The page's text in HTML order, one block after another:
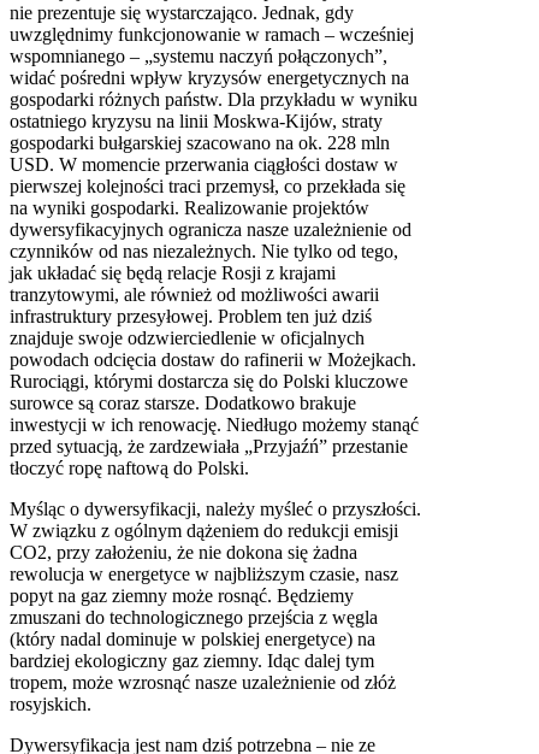
nie prezentuje się wystarczająco. Jednak, gdy
uwzględnimy funkcjonowanie w ramach – wcześniej
wspomnianego – „systemu naczyń połączonych”,
widać pośredni wpływ kryzysów energetycznych na
gospodarki różnych państw. Dla przykładu w wyniku
ostatniego kryzysu na linii Moskwa-Kijów, straty
gospodarki bułgarskiej szacowano na ok. 228 mln
USD. W momencie przerwania ciągłości dostaw w
pierwszej kolejności traci przemysł, co przekłada się
na wyniki gospodarki. Realizowanie projektów
dywersyfikacyjnych ogranicza nasze uzależnienie od
czynników od nas niezależnych. Nie tylko od tego,
jak układać się będą relacje Rosji z krajami
tranzytowymi, ale również od możliwości awarii
infrastruktury przesyłowej. Problem ten już dziś
znajduje swoje odzwierciedlenie w oficjalnych
powodach odcięcia dostaw do rafinerii w Możejkach.
Rurociągi, którymi dostarcza się do Polski kluczowe
surowce są coraz starsze. Dodatkowo brakuje
inwestycji w ich renowację. Niedługo możemy stanąć
przed sytuacją, że zardzewiała „Przyjaźń” przestanie
tłoczyć ropę naftową do Polski.
Myśląc o dywersyfikacji, należy myśleć o przyszłości.
W związku z ogólnym dążeniem do redukcji emisji
CO2, przy założeniu, że nie dokona się żadna
rewolucja w energetyce w najbliższym czasie, nasz
popyt na gaz ziemny może rosnąć. Będziemy
zmuszani do technologicznego przejścia z węgla
(który nadal dominuje w polskiej energetyce) na
bardziej ekologiczny gaz ziemny. Idąc dalej tym
tropem, może wzrosnąć nasze uzależnienie od złóż
rosyjskich.
Dywersyfikacja jest nam dziś potrzebna – nie ze